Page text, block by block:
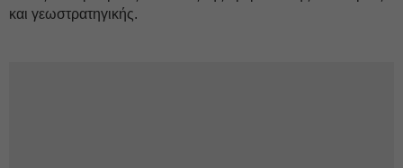
και γεωστρατηγικής.